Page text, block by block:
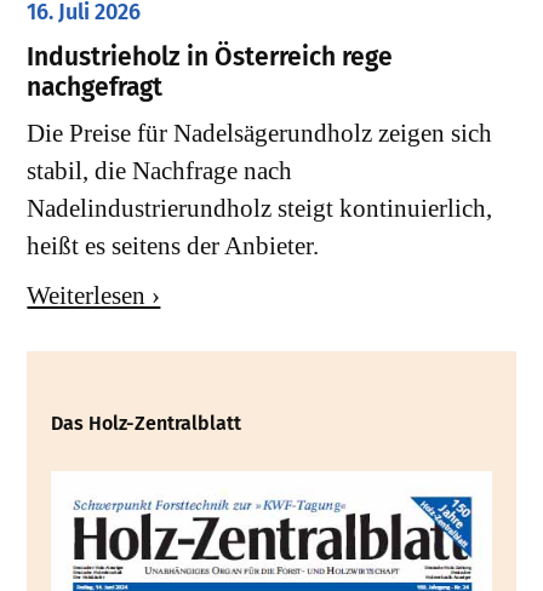
16. Juli 2026
Industrieholz in Österreich rege
nachgefragt
Die Preise für Nadelsägerundholz zeigen sich
stabil, die Nachfrage nach
Nadelindustrierundholz steigt kontinuierlich,
heißt es seitens der Anbieter.
Weiterlesen ›
Das Holz-Zentralblatt